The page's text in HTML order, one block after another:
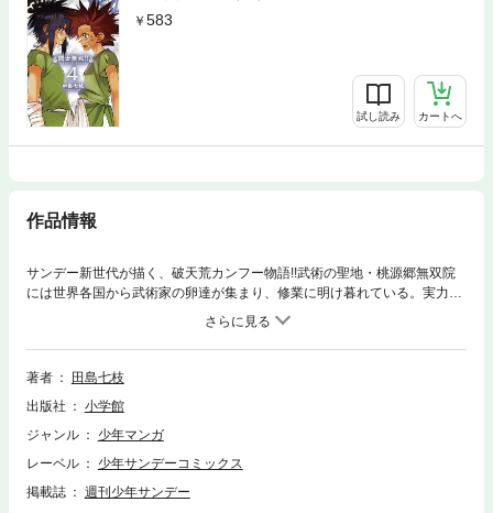
583
試し読み カートへ
作品情報
サンデー新世代が描く、破天荒カンフー物語!!武術の聖地・桃源郷無双院
には世界各国から武術家の卵達が集まり、修業に明け暮れている。実力は
あるが馴れ合いを嫌う一年生のロー・ウェイは、ある夜無双院内の謎の部
屋に迷い込んでしまう。部屋の中にいた巨大な龍に襲われた所を救ってく
れたのは、その部屋に10年もの間閉じ込められていた少年・キッドであっ
た。キッドとローは力を合わせて部屋から脱出することは出来るのか!?広
著者
田島七枝
出版社
小学館
ジャンル
少年マンガ
レーベル
少年サンデーコミックス
掲載誌
週刊少年サンデー